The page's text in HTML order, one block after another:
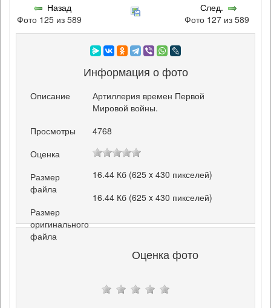
Назад
Фото 125 из 589
След.
Фото 127 из 589
Информация о фото
Описание
Артиллерия времен Первой
Мировой войны.
Просмотры
4768
Оценка
Размер
файла
16.44 Кб (625 x 430 пикселей)
Размер
оригинального
файла
16.44 Кб (625 x 430 пикселей)
Оценка фото